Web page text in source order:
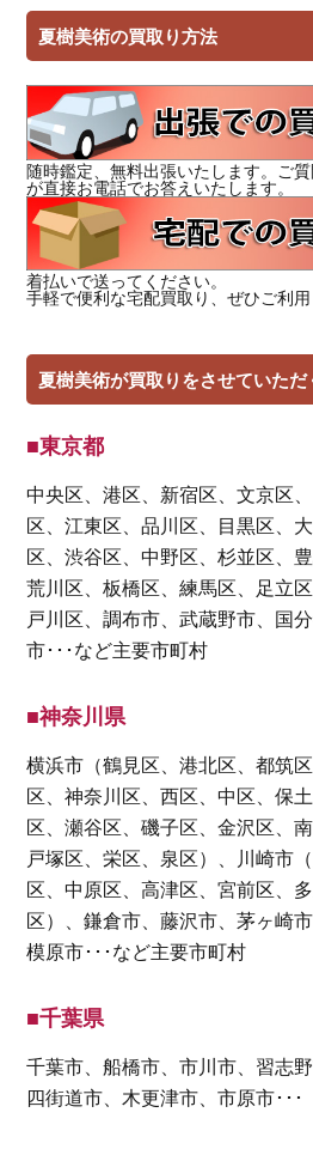
夏樹美術の買取り方法
随時鑑定、無料出張いたします。ご
が直接お電話でお答えいたします。
着払いで送ってください。
手軽で便利な宅配買取り、ぜひご利用
夏樹美術が買取りをさせていただ
■東京都
中央区、港区、新宿区、文京区
区、江東区、品川区、目黒区、
区、渋谷区、中野区、杉並区、豊
荒川区、板橋区、練馬区、足立
戸川区、調布市、武蔵野市、国
市･･･など主要市町村
■神奈川県
横浜市（鶴見区、港北区、都筑
区、神奈川区、西区、中区、保
区、瀬谷区、磯子区、金沢区、南
戸塚区、栄区、泉区）、川崎市
区、中原区、高津区、宮前区、
区）、鎌倉市、藤沢市、茅ヶ崎
模原市･･･など主要市町村
■千葉県
千葉市、船橋市、市川市、習志野
四街道市、木更津市、市原市･･･